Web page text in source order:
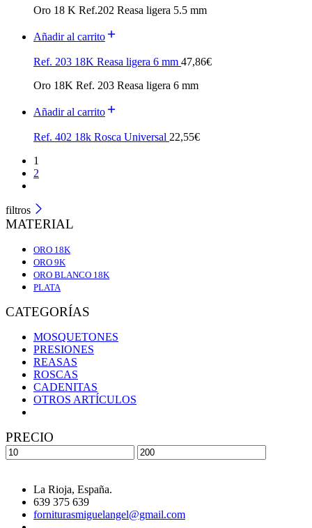
Oro 18 K Ref.202 Reasa ligera 5.5 mm
Añadir al carrito
Ref. 203 18K Reasa ligera 6 mm 47,86€
Oro 18K Ref. 203 Reasa ligera 6 mm
Añadir al carrito
Ref. 402 18k Rosca Universal 22,55€
1
2
filtros
MATERIAL
ORO 18K
ORO 9K
ORO BLANCO 18K
PLATA
CATEGORÍAS
MOSQUETONES
PRESIONES
REASAS
ROSCAS
CADENITAS
OTROS ARTÍCULOS
PRECIO
La Rioja, España.
639 375 639
forniturasmiguelangel@gmail.com